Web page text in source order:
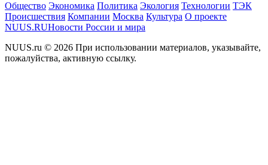
Общество Экономика Политика Экология Технологии ТЭК
Происшествия Компании Москва Культура О проекте
NUUS.RUНовости России и мира
NUUS.ru © 2026 При использовании материалов, указывайте,
пожалуйства, активную ссылку.